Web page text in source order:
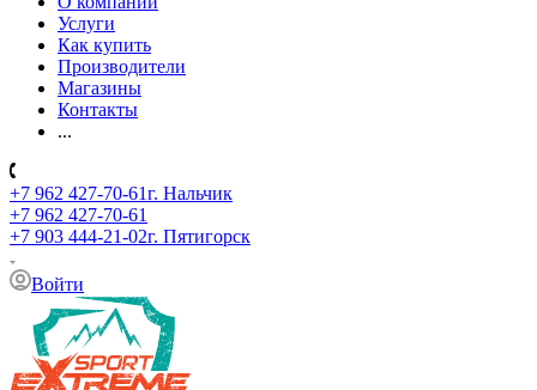
Услуги
Как купить
Производители
Магазины
Контакты
...
+7 962 427-70-61г. Нальчик
+7 962 427-70-61
+7 903 444-21-02г. Пятигорск
Войти